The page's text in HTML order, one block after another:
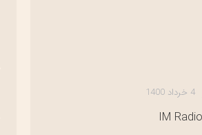
4 خرداد 1400